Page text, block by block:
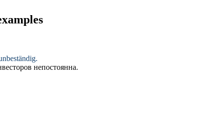
.
непостоянна.